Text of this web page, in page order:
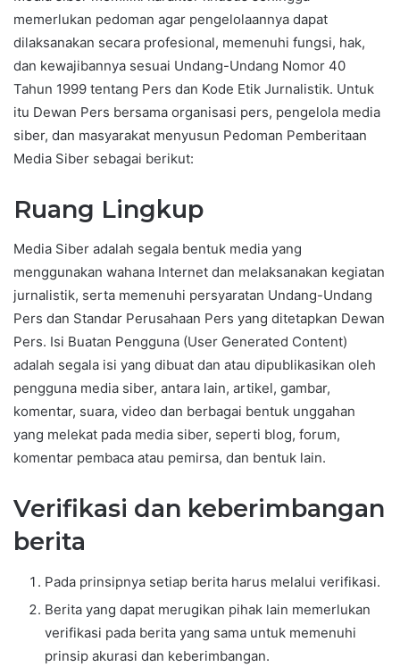
memerlukan pedoman agar pengelolaannya dapat
dilaksanakan secara profesional, memenuhi fungsi, hak,
dan kewajibannya sesuai Undang-Undang Nomor 40
Tahun 1999 tentang Pers dan Kode Etik Jurnalistik. Untuk
itu Dewan Pers bersama organisasi pers, pengelola media
siber, dan masyarakat menyusun Pedoman Pemberitaan
Media Siber sebagai berikut:
Ruang Lingkup
Media Siber adalah segala bentuk media yang
menggunakan wahana Internet dan melaksanakan kegiatan
jurnalistik, serta memenuhi persyaratan Undang-Undang
Pers dan Standar Perusahaan Pers yang ditetapkan Dewan
Pers. Isi Buatan Pengguna (User Generated Content)
adalah segala isi yang dibuat dan atau dipublikasikan oleh
pengguna media siber, antara lain, artikel, gambar,
komentar, suara, video dan berbagai bentuk unggahan
yang melekat pada media siber, seperti blog, forum,
komentar pembaca atau pemirsa, dan bentuk lain.
Verifikasi dan keberimbangan
berita
Pada prinsipnya setiap berita harus melalui verifikasi.
Berita yang dapat merugikan pihak lain memerlukan
verifikasi pada berita yang sama untuk memenuhi
prinsip akurasi dan keberimbangan.